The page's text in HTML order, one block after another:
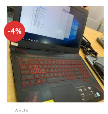
-4%
ASUS